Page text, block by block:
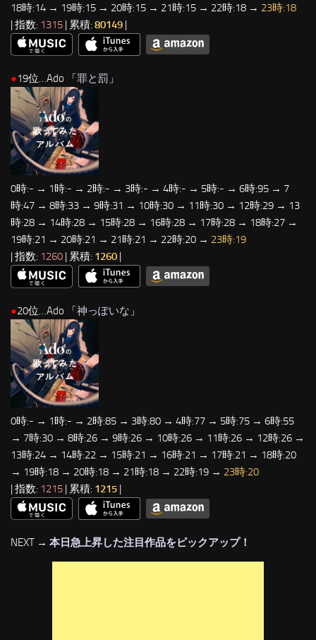
18時:14 → 19時:15 → 20時:15 → 21時:15 → 22時:18 → 23時:18
| 指数: 1315 | 累積: 80149 |
●19位…Ado 「罪と罰 」
0時:- → 1時:- → 2時:- → 3時:- → 4時:- → 5時:- → 6時:95 → 7
時:47 → 8時:33 → 9時:31 → 10時:30 → 11時:30 → 12時:29 → 13
時:28 → 14時:28 → 15時:28 → 16時:28 → 17時:28 → 18時:27 →
19時:21 → 20時:21 → 21時:21 → 22時:20 → 23時:19
| 指数: 1260 | 累積: 1260 |
●20位…Ado 「神っぽいな 」
0時:- → 1時:- → 2時:85 → 3時:80 → 4時:77 → 5時:75 → 6時:55
→ 7時:30 → 8時:26 → 9時:26 → 10時:26 → 11時:26 → 12時:26 →
13時:24 → 14時:22 → 15時:21 → 16時:21 → 17時:21 → 18時:20
→ 19時:18 → 20時:18 → 21時:18 → 22時:19 → 23時:20
| 指数: 1215 | 累積: 1215 |
NEXT → 本日急上昇した注目作品をピックアップ！